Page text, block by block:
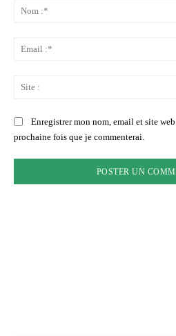
Enregistrer mon nom, email et site
prochaine fois que je commenterai.